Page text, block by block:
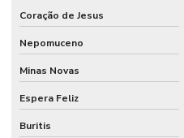
Coração de Jesus
Nepomuceno
Minas Novas
Espera Feliz
Buritis